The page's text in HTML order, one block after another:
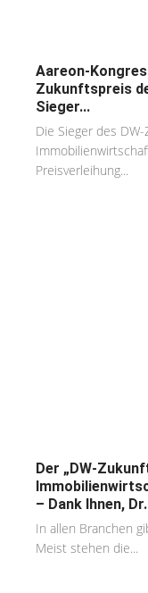
Aareon-
Zukunftspreis
Sieger...
Die Sieger des
Preisverleihung...
Der „DW-
– Dank Ihnen,
In allen Branchen
Meist stehen die...